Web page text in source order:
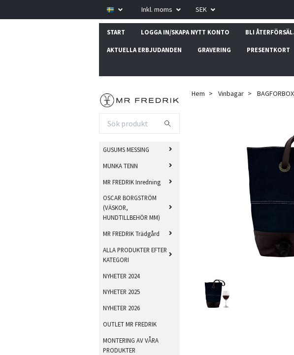
Inkl. moms SEK
START LOGGA IN/SKAPA NYTT KONTO BLI
AKTUELLA ERBJUDANDEN GRAVERING PRESENTKORT
GUSUMS MESSING
MUNKA TENN
MR FREDRIK Inredning
OSCAR BORGSTRÖM
(VÄSKOR,
HUNDTILLBEHÖR MM)
MR FREDRIK Trädgård
ALLA PRODUKTER EFTER
KATEGORI
NYHETER 2024
NYHETER 2025
NYHETER 2026
OUTLET MR FREDRIK
MONTERING AV VÅRA
PRODUKTER
Hem Vinbagar